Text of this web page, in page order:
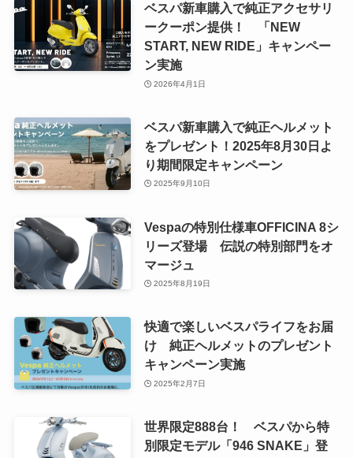
ベスパ新車購入で純正アクセサリ
ークーポン提供！ 「NEW
START, NEW RIDE」キャンペー
ン実施
2026年4月1日
ベスパ新車購入で純正ヘルメット
をプレゼント！2025年8月30日よ
り期間限定キャンペーン
2025年9月10日
Vespaの特別仕様車OFFICINA 8シ
リーズ登場 伝説の特別部門をオ
マージュ
2025年8月19日
快適で楽しいベスパライフをお届
け 純正ヘルメットのプレゼント
キャンペーン実施
2025年2月7日
世界限定888台！ ベスパから特
別限定モデル「946 SNAKE」登